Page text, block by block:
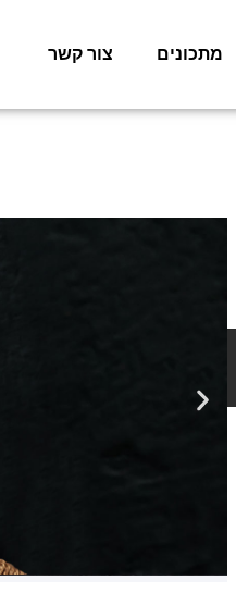
מתכונים צור קשר